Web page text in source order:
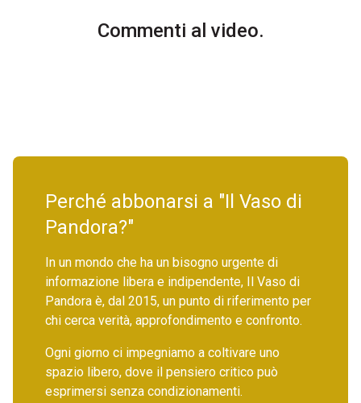
Commenti al video.
Perché abbonarsi a "Il Vaso di
Pandora?"
In un mondo che ha un bisogno urgente di
informazione libera e indipendente, Il Vaso di
Pandora è, dal 2015, un punto di riferimento per
chi cerca verità, approfondimento e confronto.
Ogni giorno ci impegniamo a coltivare uno
spazio libero, dove il pensiero critico può
esprimersi senza condizionamenti.